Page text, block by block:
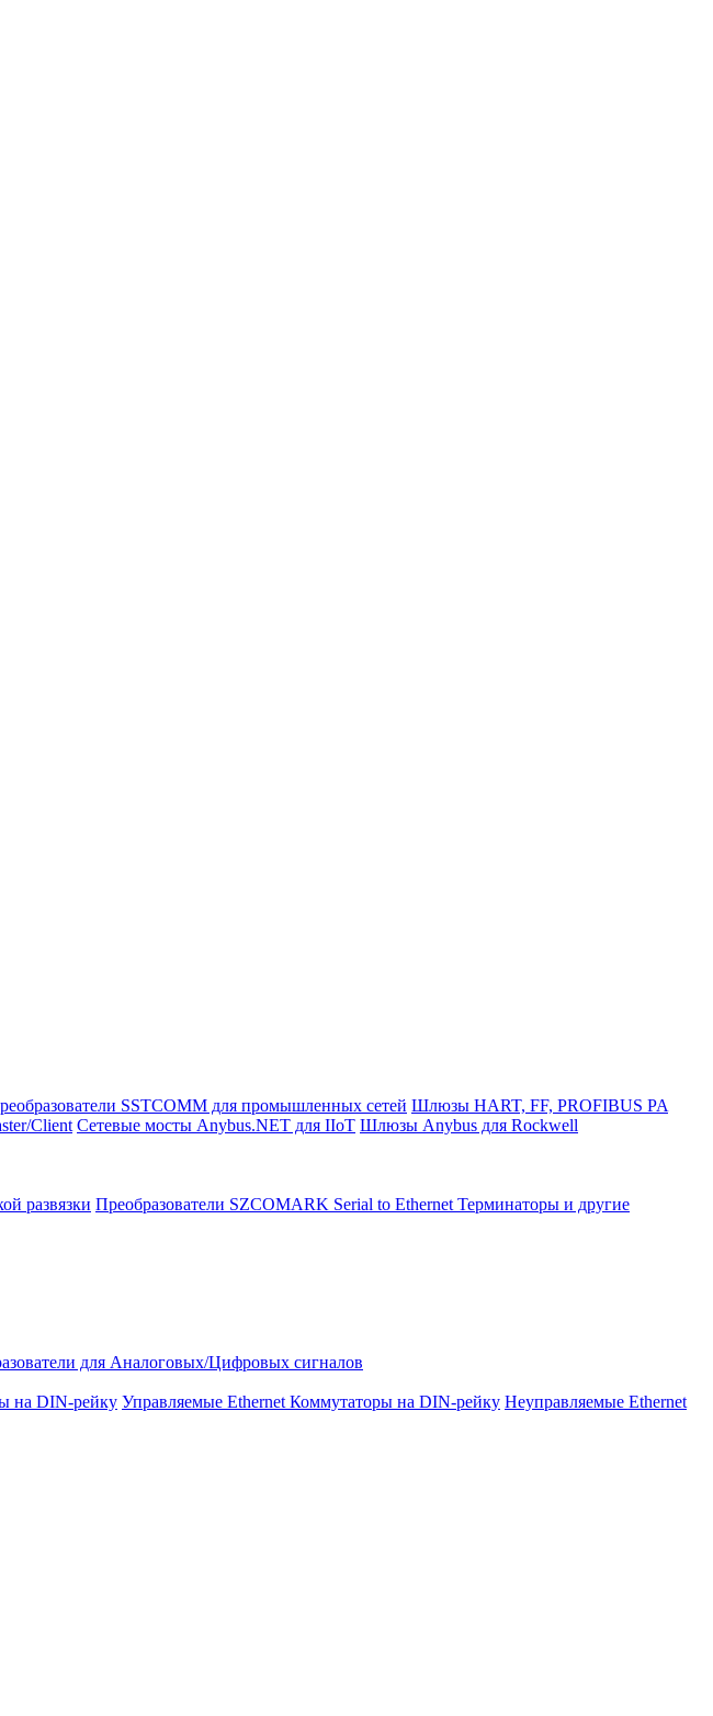
SSTCOMM для промышленных сетей Шлюзы HART, FF, PROFIBUS PA
Client Сетевые мосты Anybus.NET для IIoT Шлюзы Anybus для Rockwell
развязки Преобразователи SZCOMARK Serial to Ethernet Терминаторы и другие
для Аналоговых/Цифровых сигналов
на DIN-рейку Управляемые Ethernet Коммутаторы на DIN-рейку Неуправляемые Ethernet